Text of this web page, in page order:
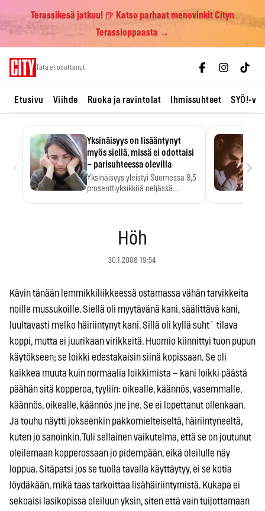
Terassikesä jatkuu! 🍺 Katso parhaat menovinkit Cityn
Terassioppaasta →
Tätä et odottanut
Etusivu Viihde Ruoka ja ravintolat Ihmissuhteet SYÖ!-
Yksinäisyys on lisääntynyt
myös siellä, missä ei odottaisi
– parisuhteessa olevilla
Yksinäisyys yleistyi Suomessa 8,5
prosenttiyksikköä neljässä
›
Höh
30.1.2008 19:54
Kävin tänään lemmikkiliikkeessä ostamassa vähän tarvikkeita
noille mussukoille. Siellä oli myytävänä kani, säälittävä kani,
luultavasti melko häiriintynyt kani. Sillä oli kyllä suht` tilava
koppi, mutta ei juurikaan virikkeitä. Huomio kiinnittyi tuon pupun
käytökseen; se loikki edestakaisin siinä kopissaan. Se oli
kaikkea muuta kuin normaalia loikkimista – kani loikki päästä
päähän sitä kopperoa, tyyliin: oikealle, käännös, vasemmalle,
käännös, oikealle, käännös jne jne. Se ei lopettanut ollenkaan.
Ja touhu näytti jokseenkin pakkomielteiseltä, häiriintyneeltä,
kuten jo sanoinkin. Tuli sellainen vaikutelma, että se on joutunut
oleilemaan kopperossaan jo pidempään, eikä oleilulle näy
loppua. Sitäpatsi jos se tuolla tavalla käyttäytyy, ei se kotia
löydäkään, mikä taas tarkoittaa lisähäiriintymistä. Kukapa ei
sekoaisi lasikopissa oleiluun yksin, siten että vain tuijottamaan